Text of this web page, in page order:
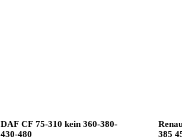
DAF CF 75-310 kein 360-380-
430-480
385